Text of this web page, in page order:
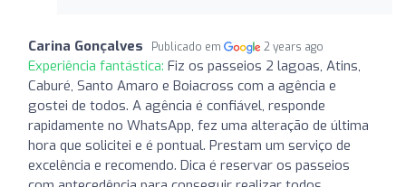
Carina Gonçalves Publicado em 2 years ago
Experiência fantástica: Fiz os passeios 2 lagoas, Atins,
Caburé, Santo Amaro e Boiacross com a agência e
gostei de todos. A agência é confiável, responde
rapidamente no WhatsApp, fez uma alteração de última
hora que solicitei e é pontual. Prestam um serviço de
excelência e recomendo. Dica é reservar os passeios